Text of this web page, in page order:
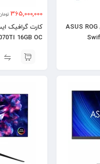
مانیتور 27 اینچ ایسوس ASUS ROG
365,000,000
16GB OC